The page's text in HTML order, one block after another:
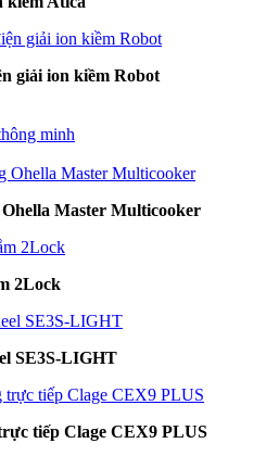
giải ion kiềm Robot
minh
Master Multicooker
2Lock
SE3S-LIGHT
tiếp Clage CEX9 PLUS